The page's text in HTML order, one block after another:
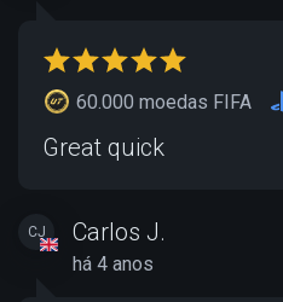
60.000 moedas FIFA
Great quick
CJ Carlos J.
há 4 anos